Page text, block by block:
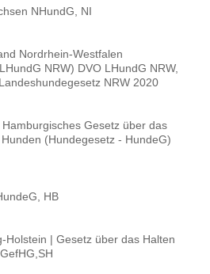
NHundG, NI
Nordrhein-Westfalen
NRW) DVO LHundG NRW,
NRW 2020
Gesetz über das
(Hundegesetz - HundeG)
HB
Holstein | Gesetz über das Halten